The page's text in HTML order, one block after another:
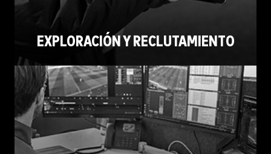
EXPLORACIÓN Y RECLUTAMIENTO